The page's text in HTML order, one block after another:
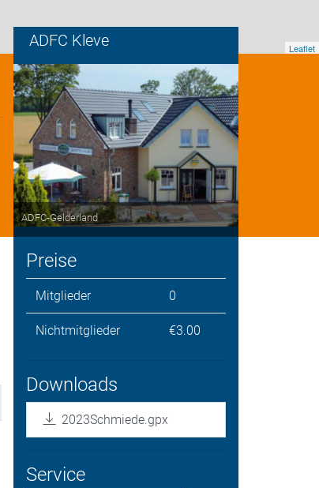
Leaflet
ADFC Kleve
ADFC-Gelderland
Preise
Mitglieder 0
Nichtmitglieder €3.00
Downloads
2023Schmiede.gpx
Service